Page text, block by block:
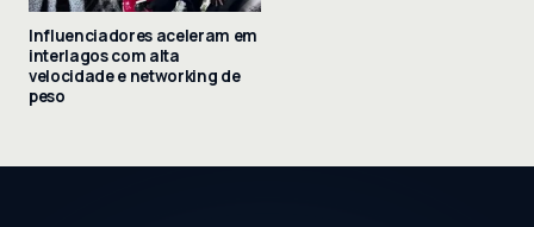
Influenciadores aceleram em
interlagos com alta
velocidade e networking de
peso